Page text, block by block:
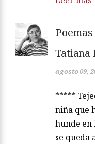
Tatiana
agosto 09,
*****
niña que
hunde en
se queda